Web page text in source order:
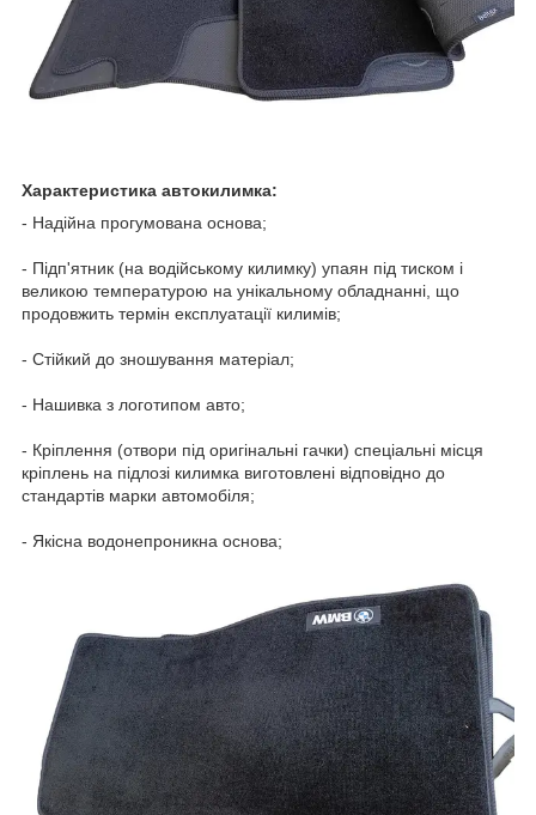
Характеристика автокилимка:
- Надійна прогумована основа;
- Підп'ятник (на водійському килимку) упаян під тиском і
великою температурою на унікальному обладнанні, що
продовжить термін експлуатації килимів;
- Стійкий до зношування матеріал;
- Нашивка з логотипом авто;
- Кріплення (отвори під оригінальні гачки) спеціальні місця
кріплень на підлозі килимка виготовлені відповідно до
стандартів марки автомобіля;
- Якісна водонепроникна основа;